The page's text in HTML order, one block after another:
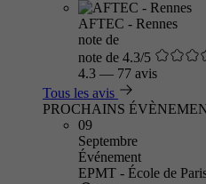
AFTEC - Rennes
note de
note de 4.3/5
4.3 — 77 avis
Tous les avis
PROCHAINS
09
Septembre
Événement
EPMT - École de